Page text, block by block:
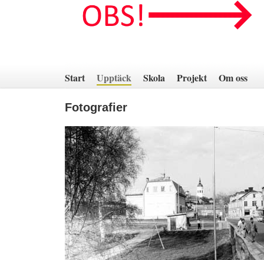
innehåll
Start Upptäck Skola Projekt Om oss
Fotografier